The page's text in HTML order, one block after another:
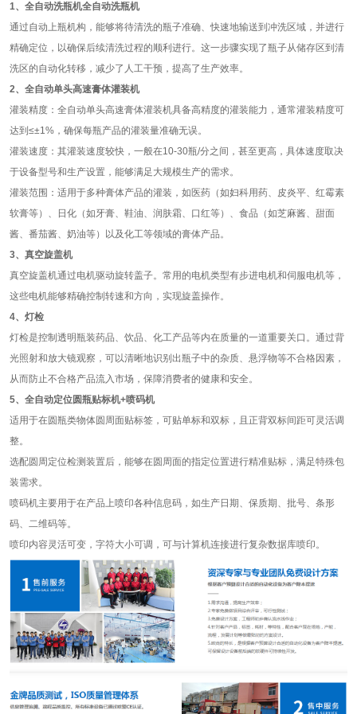
1、全自动洗瓶机全自动洗瓶机
通过自动上瓶机构，能够将待清洗的瓶子准确、快速地输送到冲洗区域，并进行
精确定位，以确保后续清洗过程的顺利进行。这一步骤实现了瓶子从储存区到清
洗区的自动化转移，减少了人工干预，提高了生产效率。
2、全自动单头高速膏体灌装机
灌装精度：全自动单头高速膏体灌装机具备高精度的灌装能力，通常灌装精度可
达到≤±1%，确保每瓶产品的灌装量准确无误。
灌装速度：其灌装速度较快，一般在10-30瓶/分之间，甚至更高，具体速度取决
于设备型号和生产设置，能够满足大规模生产的需求。
灌装范围：适用于多种膏体产品的灌装，如医药（如妇科用药、皮炎平、红霉素
软膏等）、日化（如牙膏、鞋油、润肤霜、口红等）、食品（如芝麻酱、甜面
酱、番茄酱、奶油等）以及化工等领域的膏体产品。
3、真空旋盖机
真空旋盖机通过电机驱动旋转盖子。常用的电机类型有步进电机和伺服电机等，
这些电机能够精确控制转速和方向，实现旋盖操作。
4、灯检
灯检是控制透明瓶装药品、饮品、化工产品等内在质量的一道重要关口。通过背
光照射和放大镜观察，可以清晰地识别出瓶子中的杂质、悬浮物等不合格因素，
从而防止不合格产品流入市场，保障消费者的健康和安全。
5、全自动定位圆瓶贴标机+喷码机
适用于在圆瓶类物体圆周面贴标签，可贴单标和双标，且正背双标间距可灵活调
整。
选配圆周定位检测装置后，能够在圆周面的指定位置进行精准贴标，满足特殊包
装需求。
喷码机主要用于在产品上喷印各种信息码，如生产日期、保质期、批号、条形
码、二维码等。
喷印内容灵活可变，字符大小可调，可与计算机连接进行复杂数据库喷印。